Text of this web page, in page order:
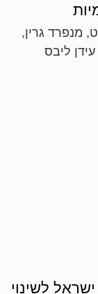
מנפרד גרין,
ליבס
ישראל לשינוי